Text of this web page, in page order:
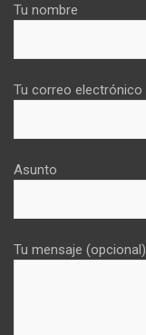
Tu nombre
Tu correo electrónico
Asunto
Tu mensaje (opcional)